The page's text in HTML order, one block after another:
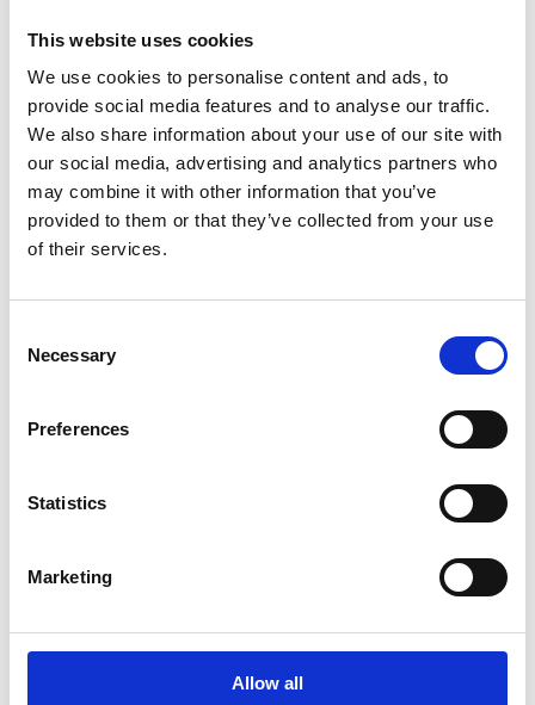
This website uses cookies
We use cookies to personalise content and ads, to
provide social media features and to analyse our traffic.
We also share information about your use of our site with
our social media, advertising and analytics partners who
may combine it with other information that you’ve
provided to them or that they’ve collected from your use
of their services.
Selection
Necessary
Preferences
Statistics
Marketing
Allow all
Apprendre davantage
Services de finition de documents
finition. Nos services comprennent notamment ce qui suit :
Assemblage
Pliage